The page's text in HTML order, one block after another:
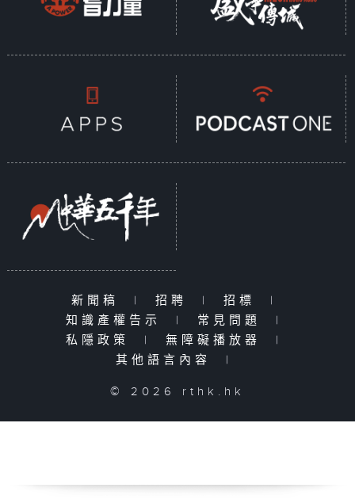
新聞稿 | 招聘 | 招標
|
知識產權告示
| 常見問題
|
私隱政策
| 無障礙播放器
|
其他語言內容
|
© 2026 rthk.hk